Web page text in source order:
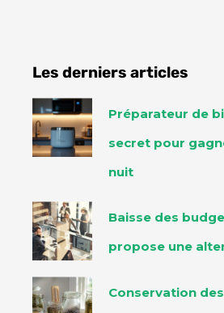
Les derniers articles
Préparateur de
secret pour
nuit
Baisse des
propose une
Conservation